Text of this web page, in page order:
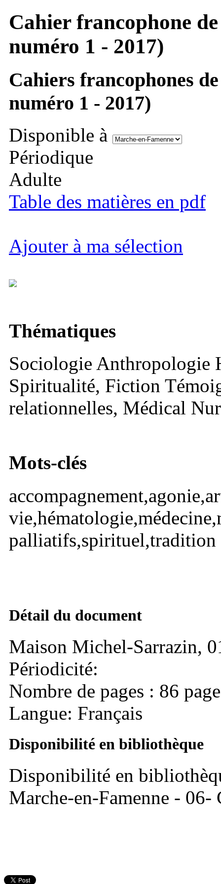
Cahier francophone
numéro 1 - 2017)
Cahiers francophones
numéro 1 - 2017)
Disponible à
Périodique
Adulte
Table des matières en pdf
Ajouter à ma sélection
Thématiques
Sociologie Anthropologie
Spiritualité, Fiction
relationnelles, Médical
Mots-clés
palliatifs,spirituel,tradition
Détail du document
Maison Michel-Sarrazin,
Périodicité:
Nombre de pages : 86
Langue: Français
Disponibilité en bibliothèque
Disponibilité en
Marche-en-Famenne -